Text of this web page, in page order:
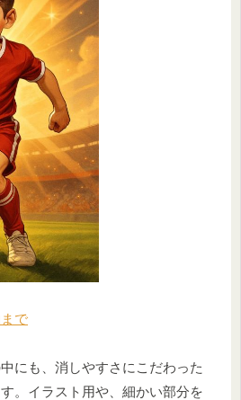
で
にも、消しやすさにこだわった
。イラスト用や、細かい部分を